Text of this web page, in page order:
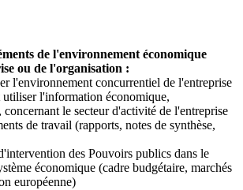
de l'environnement économique
ou de l'organisation :
l'environnement concurrentiel de l'entreprise
utiliser l'information économique,
concernant le secteur d'activité de l'entreprise
de travail (rapports, notes de synthèse,
des Pouvoirs publics dans le
économique (cadre budgétaire, marchés
européenne)